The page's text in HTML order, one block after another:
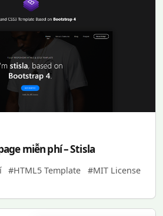
miễn phí – Stisla
#HTML5 Template #MIT License